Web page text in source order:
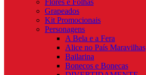
Flores e Folhas
Grapeados
Kit Promocionais
Personagens
A Bela e a Fera
Alice no País Maravilhas
Bailarina
Bonecos e Bonecas